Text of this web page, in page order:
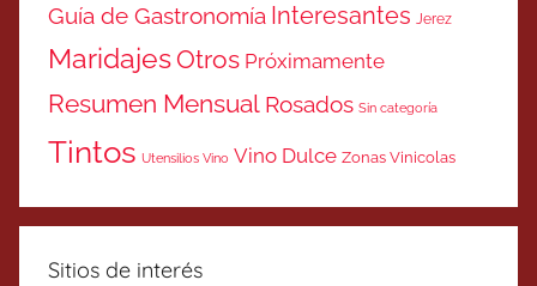
Guía de Gastronomía Interesantes Jerez
MaridajesOtros Próximamente
Resumen Mensual Rosados Sin categoría
Tintos Utensilios Vino Vino Dulce Zonas Vinicolas
Sitios de interés